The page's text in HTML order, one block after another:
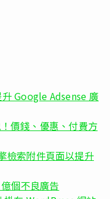
Google Adsense 廣
價錢、優惠、付費方
檢索附件頁面以提升
個不良廣告